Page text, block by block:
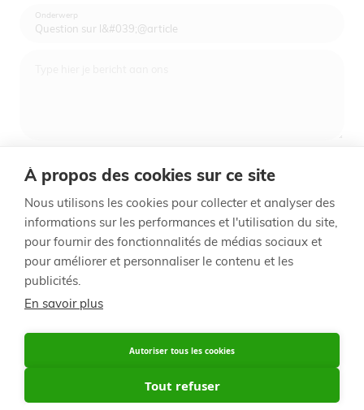
À propos des cookies sur ce site
Nous utilisons les cookies pour collecter et analyser des
informations sur les performances et l'utilisation du site,
pour fournir des fonctionnalités de médias sociaux et
pour améliorer et personnaliser le contenu et les
publicités.
En savoir plus
Autoriser tous les cookies
Tout refuser
Onderwerp
Indienen
France
België / NL
Belgique / FR
Voet
© 2014 - 2020 Signature Foods
Règlement des points de fidélité